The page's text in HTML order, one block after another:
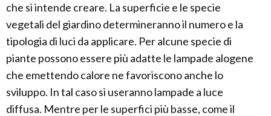
che si intende creare. La superficie e le specie
vegetali del giardino determineranno il numero e la
tipologia di luci da applicare. Per alcune specie di
piante possono essere più adatte le lampade alogene
che emettendo calore ne favoriscono anche lo
sviluppo. In tal caso si useranno lampade a luce
diffusa. Mentre per le superfici più basse, come il